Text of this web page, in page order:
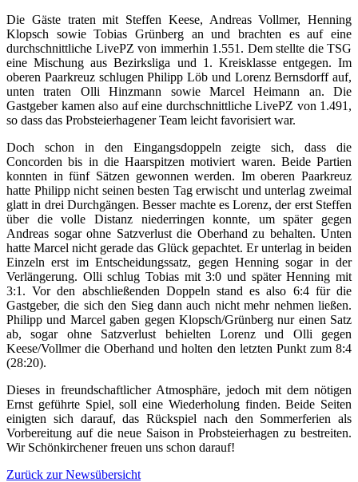
Die Gäste traten mit Steffen Keese, Andreas Vollmer, Henning
Klopsch sowie Tobias Grünberg an und brachten es auf eine
durchschnittliche LivePZ von immerhin 1.551. Dem stellte die TSG
eine Mischung aus Bezirksliga und 1. Kreisklasse entgegen. Im
oberen Paarkreuz schlugen Philipp Löb und Lorenz Bernsdorff auf,
unten traten Olli Hinzmann sowie Marcel Heimann an. Die
Gastgeber kamen also auf eine durchschnittliche LivePZ von 1.491,
so dass das Probsteierhagener Team leicht favorisiert war.
Doch schon in den Eingangsdoppeln zeigte sich, dass die
Concorden bis in die Haarspitzen motiviert waren. Beide Partien
konnten in fünf Sätzen gewonnen werden. Im oberen Paarkreuz
hatte Philipp nicht seinen besten Tag erwischt und unterlag zweimal
glatt in drei Durchgängen. Besser machte es Lorenz, der erst Steffen
über die volle Distanz niederringen konnte, um später gegen
Andreas sogar ohne Satzverlust die Oberhand zu behalten. Unten
hatte Marcel nicht gerade das Glück gepachtet. Er unterlag in beiden
Einzeln erst im Entscheidungssatz, gegen Henning sogar in der
Verlängerung. Olli schlug Tobias mit 3:0 und später Henning mit
3:1. Vor den abschließenden Doppeln stand es also 6:4 für die
Gastgeber, die sich den Sieg dann auch nicht mehr nehmen ließen.
Philipp und Marcel gaben gegen Klopsch/Grünberg nur einen Satz
ab, sogar ohne Satzverlust behielten Lorenz und Olli gegen
Keese/Vollmer die Oberhand und holten den letzten Punkt zum 8:4
(28:20).
Dieses in freundschaftlicher Atmosphäre, jedoch mit dem nötigen
Ernst geführte Spiel, soll eine Wiederholung finden. Beide Seiten
einigten sich darauf, das Rückspiel nach den Sommerferien als
Vorbereitung auf die neue Saison in Probsteierhagen zu bestreiten.
Wir Schönkirchener freuen uns schon darauf!
Zurück zur Newsübersicht